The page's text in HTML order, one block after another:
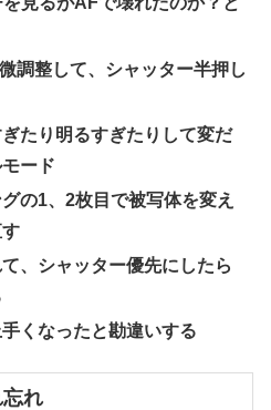
調整して、シャッター半押し
たり明るすぎたりして変だ
ード
の1、2枚目で被写体を変え
、シャッター優先にしたら
くなったと勘違いする
れ